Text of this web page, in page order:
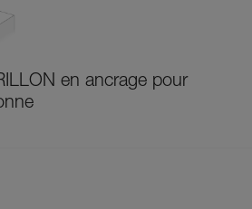
en ancrage pour